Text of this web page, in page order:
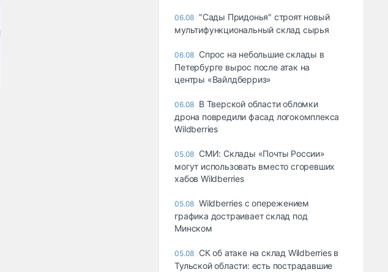
06.08 "Сады Придонья" строят новый
мультифункциональный склад сырья
06.08 Спрос на небольшие склады в
Петербурге вырос после атак на
центры «Вайлдберриз»
06.08 В Тверской области обломки
дрона повредили фасад логокомплекса
Wildberries
05.08 СМИ: Склады «Почты России»
могут использовать вместо сгоревших
хабов Wildberries
05.08 Wildberries с опережением
графика достраивает склад под
Минском
05.08 СК об атаке на склад Wildberries в
Тульской области: есть пострадавшие